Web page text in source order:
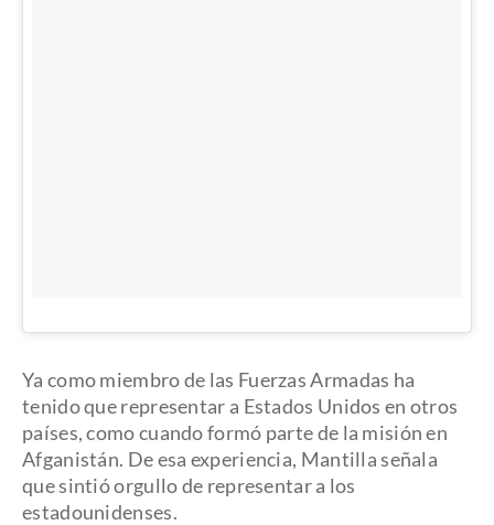
Ya como miembro de las Fuerzas Armadas ha
tenido que representar a Estados Unidos en otros
países, como cuando formó parte de la misión en
Afganistán. De esa experiencia, Mantilla señala
que sintió orgullo de representar a los
estadounidenses.